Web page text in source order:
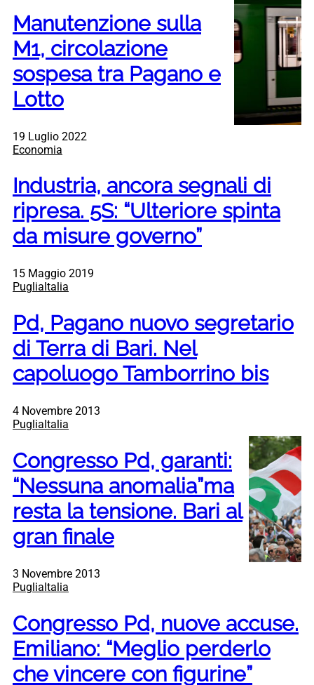
Manutenzione sulla
M1, circolazione
sospesa tra Pagano e
Lotto
19 Luglio 2022
Economia
Industria, ancora segnali di
ripresa. 5S: “Ulteriore spinta
da misure governo”
15 Maggio 2019
PugliaItalia
Pd, Pagano nuovo segretario
di Terra di Bari. Nel
capoluogo Tamborrino bis
4 Novembre 2013
PugliaItalia
Congresso Pd, garanti:
“Nessuna anomalia”ma
resta la tensione. Bari al
gran finale
3 Novembre 2013
PugliaItalia
Congresso Pd, nuove accuse.
Emiliano: “Meglio perderlo
che vincere con figurine”